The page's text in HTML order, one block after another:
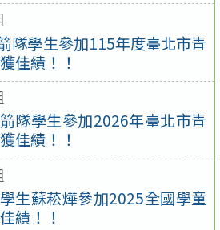
隊學生參加115年度臺北市青
佳績！！
隊學生參加2026年臺北市青
佳績！！
生蘇菘燁參加2025全國學童
績！！